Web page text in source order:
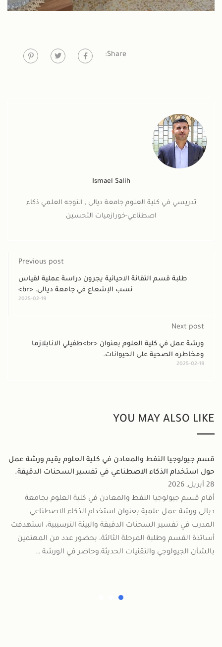
Share:
Ismael Salih
تدريسي في كلية العلوم جامعة ديالى , التوجه العلمي ذكاء
اصطناعي-خورازميات التحسين
Previous post
طلبة قسم التقانة الاحيائية يجرون دراسة عملية لقياس
نسب الإشعاع في جامعة ديالى. <br>
2025-02-19
Next post
ورشة عمل في كلية العلوم بعنوان <br>طفيلي الانابلازما
ومخاطره الصحية على الحيوانات.
2025-02-19
YOU MAY ALSO LIKE
قسم جيولوجيا النفط والمعادن في كلية العلوم يقيم ورشة عمل
حول استخدام الذكاء الاصطناعي في تفسير السحنات الدقيقة.
28 أبريل, 2026
أقام قسم جيولوجيا النفط والمعادن في كلية العلوم بجامعة
ديالى ورشة عمل علمية بعنوان استخدام الذكاء الاصطناعي
المدرب في تفسير السحنات الدقيقة والبيئة الترسيبية، استهدفت
أساتذة القسم وطلبة المرحلة الثالثة، بحضور عدد من المهتمين
بالشأن الجيولوجي والتقنيات الحديثة.وحاضر في الورشة …